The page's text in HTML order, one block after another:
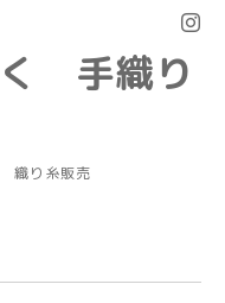
く 手織り
織り糸販売